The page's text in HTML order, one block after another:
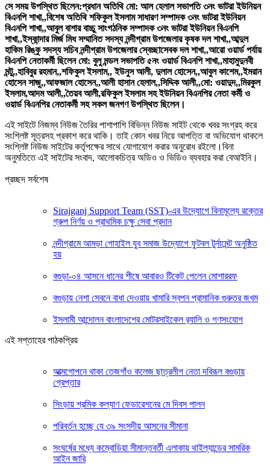
সে সময় উপস্থিত ছিলেন:প্রধান অতিথি মো: আল হেলাল সভাপতি ৩নং ভাটরা ইউনিয়ন
বিএনপি শাখা,,বিশেষ অতিথি শফিকুল ইসলাম সাধারণ সম্পাদক ৩নং ভাটরা ইউনিয়ন
বিএনপি শাখা,,আবুল বাশার বাচ্চু সাংগঠনিক সম্পাদক ৩নং ভাটরা ইউনিয়ন বিএনপি
শাখা,,ইস্কান্দার মির্জ মিধ সম্মানিত সদস্য নন্দীগ্রাম উপজেলার কৃষক দল শাখা,,আব্দুল
হাকিম রিঙ্কু সদস্য সচিব নন্দীগ্রাম উপজেলার স্বেচ্ছাসেবক দল শাখা,,আরো ওয়ার্ড পর্যায়
বিএনপি নেতাকর্মী ছিলেন মো: বুলু মন্ডল সভাপতি ৫নং ওয়ার্ড বিএনপি শাখা,,মাহামুদুনবী
মন্টু,,হাবিবুর রহমান,,শফিকুল ইসলাম,, ইউনুস আলী, দুলাল হোসেন,,আবুল কাশেম,,ইমরান
হোসেন সাজু,,আফজাল হোসেন,,আলী হাসান হেলাল,,সিদ্দিক আলী,,মো: ওয়াদুদ,,মিরকুল
ইসলাম,আদম আলী,,তৈয়ব আলী,রফিকুল ইসলাম সহ ইউনিয়ন বিএনপির নেতা কর্মী ও
ওয়ার্ড বিএনপির নেতাকর্মী সহ সকল জনগণ উপস্থিত ছিলেন।
এই সাইটে নিজম্ব নিউজ তৈরির পাশাপাশি বিভিন্ন নিউজ সাইট থেকে খবর সংগ্রহ করে
সংশ্লিষ্ট সূত্রসহ প্রকাশ করে থাকি। তাই কোন খবর নিয়ে আপত্তি বা অভিযোগ থাকলে
সংশ্লিষ্ট নিউজ সাইটের কর্তৃপক্ষের সাথে যোগাযোগ করার অনুরোধ রইলো।বিনা
অনুমতিতে এই সাইটের সংবাদ, আলোকচিত্র অডিও ও ভিডিও ব্যবহার করা বেআইনি।
প্রচ্ছদ সর্বশেষ
Sirajganj Support Team (SST)-এর উদ্যোগে বিনামূল্যে রক্তের
গ্রুপ নির্ণয় ও প্রাথমিক চক্ষু সেবা প্রদান
নন্দীগ্রামে আমড়া গোহাইল যুব সমাজ উদ্যোগে ফুটবল টুর্নামেন্ট অনুষ্ঠিত
হয়
বগুড়া-০৪ আসনে ধানের শীষে আবারও টিকেট পেলেন মোশাররফ
বগুড়ায় নেশা সেবনে বাধা দেওয়ায় খামারি স্বপন প্রামানিক গুরুতর জখম
ইসলামী আন্দোলন বাংলাদেশের মোটরসাইকেল র‍্যালি ও গণসংযোগ
এই সপ্তাহের পাঠকপ্রিয়
আত্মগোপনে থাকা তেজগাঁও কলেজ ছাত্রলীগ নেতা দবিরূল বগুড়ায়
গ্রেপ্তার
সিংড়ায় শ্রমিক কল্যাণ ফেডারেশনের মে দিবস পালন
পরিবর্তন হচ্ছে যে ৩৯ সংসদীয় আসনের সীমানা
সংঘর্ষের মধ্যে কম্বোডিয়া সীমান্তবর্তী এলাকায় থাইল্যান্ডের সামরিক
আইন জারি